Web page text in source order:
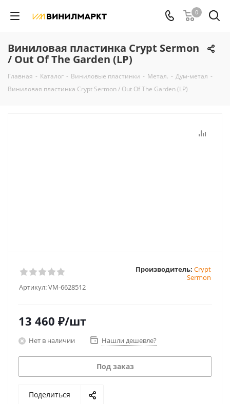
0
Виниловая пластинка Crypt Sermon
/ Out Of The Garden (LP)
Главная - Каталог - Виниловые пластинки - Метал. - Дум-метал -
Виниловая пластинка Crypt Sermon / Out Of The Garden (LP)
Артикул:VM-6628512
Производитель: Crypt
Sermon
13 460 ₽/шт
Нет в наличии Нашли дешевле?
Под заказ
Поделиться